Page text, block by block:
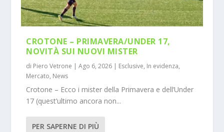
CROTONE – PRIMAVERA/UNDER 17,
NOVITÀ SUI NUOVI MISTER
di Piero Vetrone |Ago 6, 2026 | Esclusive, In evidenza,
Mercato, News
Crotone – Ecco i mister della Primavera e dell’Under
17 (quest’ultimo ancora non...
PER SAPERNE DI PIÙ